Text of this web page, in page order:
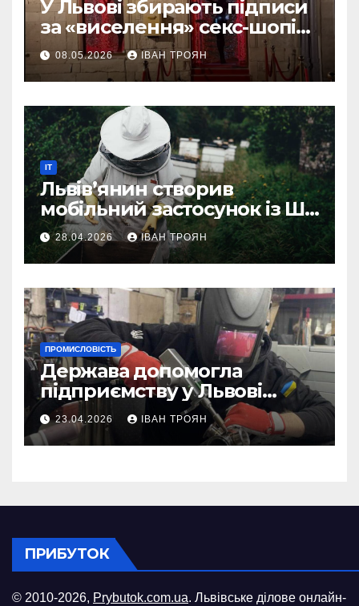
У Львові збирають підписи
за «виселення» секс-шопів
із центру міста
08.05.2026 ІВАН ТРОЯН
IT
Львів’янин створив
мобільний застосунок із ШІ-
асистентом для бджолярів
28.04.2026 ІВАН ТРОЯН
ПРОМИСЛОВІСТЬ
Держава допомогла
підприємству у Львові
відновити виробничі
потужності після атаки
російського БПЛА
23.04.2026 ІВАН ТРОЯН
ПРИБУТОК
© 2010-2026, Prybutok.com.ua. Львівське ділове онлайн-